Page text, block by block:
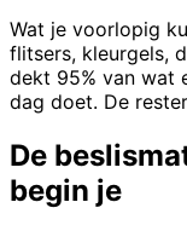
Wat je voorlopig
flitsers, kleurgels,
dekt 95% van wat
dag doet. De
De
begin je